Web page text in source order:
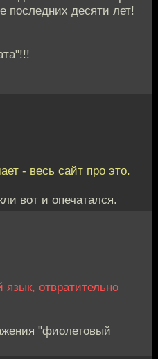
последних десяти лет!
- весь сайт про это.
вот и опечатался.
отвратительно
"фиолетовый